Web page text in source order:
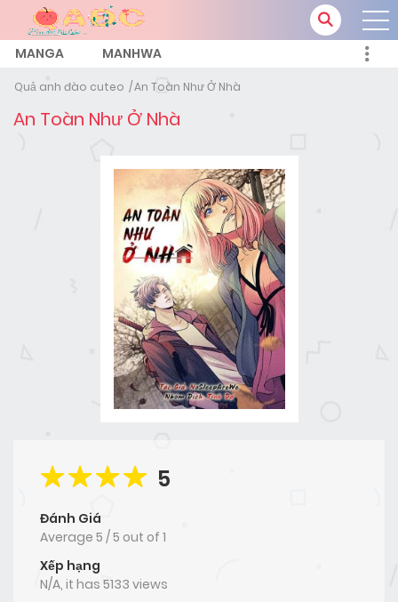
MANGA MANHWA
Quả anh đào cuteo An Toàn Như Ở Nhà
An Toàn Như Ở Nhà
5
Đánh Giá
Average 5 /5 out of 1
Xếp hạng
N/A, it has 5133 views